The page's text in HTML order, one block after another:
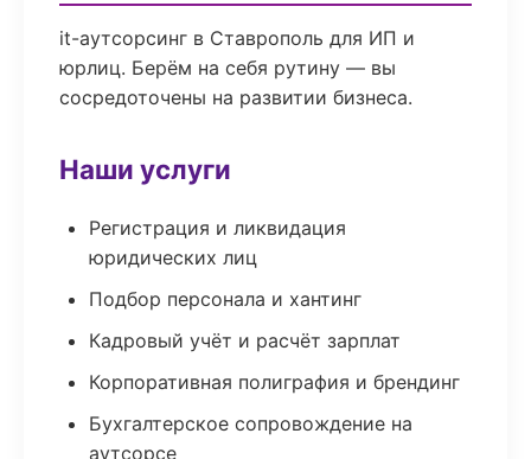
it-аутсорсинг в Ставрополь для ИП и
юрлиц. Берём на себя рутину — вы
сосредоточены на развитии бизнеса.
Наши услуги
Регистрация и ликвидация
юридических лиц
Подбор персонала и хантинг
Кадровый учёт и расчёт зарплат
Корпоративная полиграфия и брендинг
Бухгалтерское сопровождение на
аутсорсе